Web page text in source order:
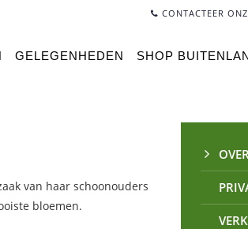
CONTACTEER
GELEGENHEDEN SHOP
van haar schoonouders
bloemen.